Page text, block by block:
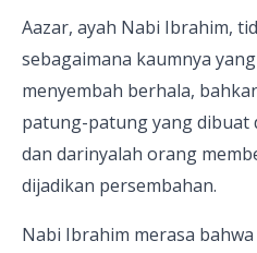
Aazar, ayah Nabi Ibrahim,
sebagaimana kaumnya
menyembah berhala,
patung-patung yang dibuat
dan darinyalah orang
dijadikan persembahan.
Nabi Ibrahim merasa